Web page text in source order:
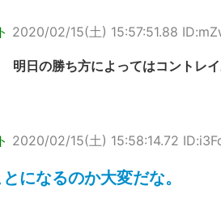
2020/02/15(土) 15:57:51.88
日の勝ち方によってはコントレ
2020/02/15(土) 15:58:14.72
になるのか大変だな。